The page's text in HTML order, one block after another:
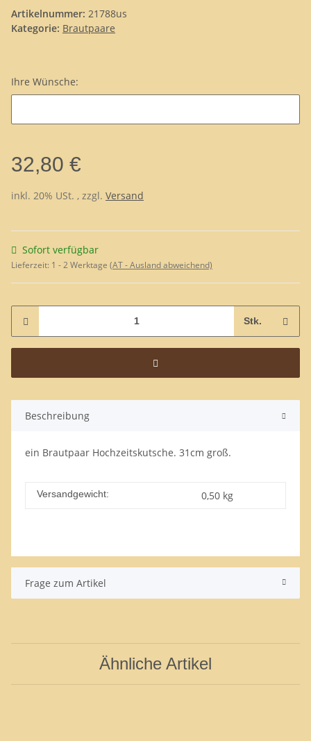
Artikelnummer: 21788us
Kategorie: Brautpaare
Ihre Wünsche:
32,80 €
inkl. 20% USt. , zzgl. Versand
Sofort verfügbar
Lieferzeit: 1 - 2 Werktage (AT - Ausland abweichend)
Stk.
Beschreibung
ein Brautpaar Hochzeitskutsche. 31cm groß.
Versandgewicht: 0,50 kg
Frage zum Artikel
Ähnliche Artikel